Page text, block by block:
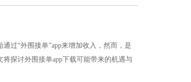
过“外围接单”app来增加收入，然而，是
探讨外围接单app下载可能带来的机遇与